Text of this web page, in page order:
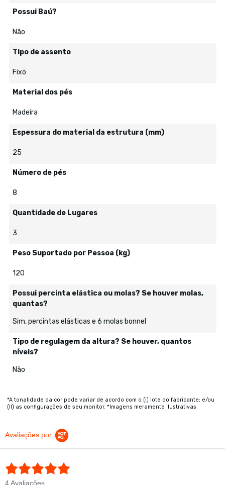
Possui Baú?
Não
Tipo de assento
Fixo
Material dos pés
Madeira
Espessura do material da estrutura (mm)
25
Número de pés
8
Quantidade de Lugares
3
Peso Suportado por Pessoa (kg)
120
Possui percinta elástica ou molas? Se houver molas,
quantas?
Sim, percintas elásticas e 6 molas bonnel
Tipo de regulagem da altura? Se houver, quantos
níveis?
Não
*A tonalidade da cor pode variar de acordo com o (I) lote do fabricante; e/ou
(II) as configurações de seu monitor. *Imagens meramente ilustrativas
Avaliações por
4 Avaliações